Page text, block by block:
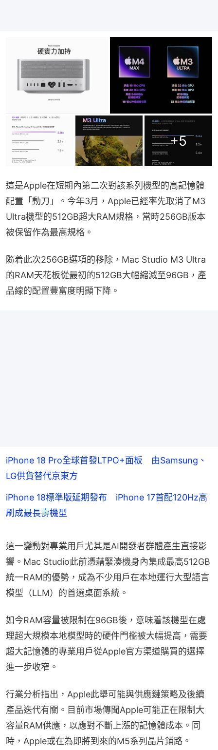
+5
這是Apple在短期內第二次對該系列機型的高記憶體
配置「動刀」。今年3月，Apple已經率先取消了M3
Ultra機型的512GB超大RAM規格，當時256GB版本
被保留作為最高規格。
隨着此次256GB選項的移除，Mac Studio M3 Ultra
的RAM天花板從最初的512GB大幅縮減至96GB，產
品線的配置豐富度明顯下降。
iPhone 18 Pro全球首發LTPO+面板 由Samsung、
LG供貨替代京東方
iPhone 18標準版延期發布 iPhone 17首配120Hz高
刷成最長壽機型
這一變動對專業用戶尤其是AI開發者群體產生直接影
響。Mac Studio此前憑藉緊湊機身內集成最高512GB
統一RAM的優勢，成為不少用戶在本地運行大型語言
模型（LLM）的首選桌面系統。
如今RAM容量被限制在96GB後，意味着該機型在處
理超大規模本地模型時的硬件門檻被大幅提高，需要
超大記憶體的專業用戶從Apple官方渠道購買的選擇
進一步收窄。
行業分析指出，Apple此舉可能與供應鏈策略及後續
產品迭代有關。目前市場傳聞Apple可能正在限制大
容量RAM供應，以應對不斷上漲的記憶體成本。同
時，Apple或在為即將到來的M5系列晶片鋪路。